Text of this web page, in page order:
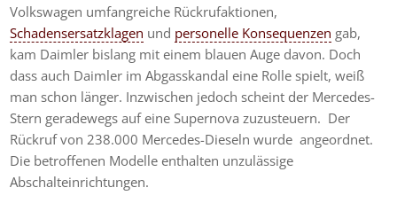
Volkswagen umfangreiche Rückrufaktionen,
Schadensersatzklagen und personelle Konsequenzen gab,
kam Daimler bislang mit einem blauen Auge davon. Doch
dass auch Daimler im Abgasskandal eine Rolle spielt, weiß
man schon länger. Inzwischen jedoch scheint der Mercedes-
Stern geradewegs auf eine Supernova zuzusteuern. Der
Rückruf von 238.000 Mercedes-Dieseln wurde angeordnet.
Die betroffenen Modelle enthalten unzulässige
Abschalteinrichtungen.